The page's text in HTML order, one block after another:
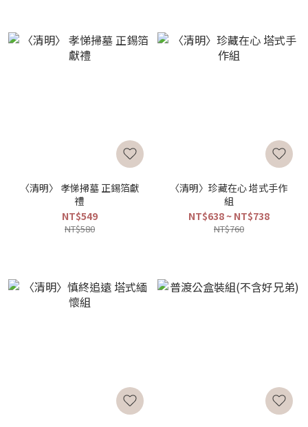
〈清明〉 孝悌掃墓 正錫箔獻
禮
NT$549
NT$580
〈清明〉珍藏在心 塔式手作
組
NT$638 ~ NT$738
NT$760